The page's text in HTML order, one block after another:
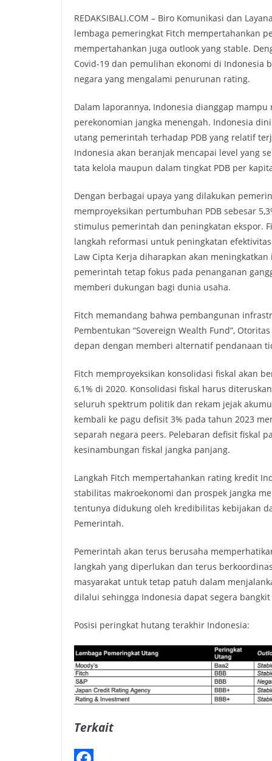
REDAKSIBALI.COM – Biro Komunikasi dan
lembaga pemeringkat Fitch mempertahankan
mempertahankan juga outlook yang stable.
Covid-19 dan pemulihan ekonomi di Indonesia
negara yang mengalami penurunan rating.
Dalam laporannya, Indonesia dianggap
perekonomian jangka menengah. Indonesia
utang pemerintah terhadap PDB yang relatif
Indonesia akan beranjak mencapai level yang
tata kelola maupun dalam tingkat PDB per
Dengan berbagai upaya yang dilakukan
memproyeksikan pertumbuhan PDB sebesar
stimulus pemerintah dan peningkatan ekspor.
langkah reformasi untuk peningkatan
Law Cipta Kerja diharapkan akan
pemerintah tetap fokus pada penanganan
memberi dukungan bagi dunia usaha.
Fitch memandang bahwa pembangunan
Pembentukan “Sovereign Wealth Fund”,
depan dengan memberi alternatif pendanaan
Fitch memproyeksikan konsolidasi fiskal akan
6,1% di 2020. Konsolidasi fiskal harus
seluruh spektrum politik dan rekam jejak
kembali ke pagu defisit 3% pada tahun 2023
separah negara peers. Pelebaran defisit fiskal
kesinambungan fiskal jangka panjang.
Langkah Fitch mempertahankan rating kredit
stabilitas makroekonomi dan prospek jangka
tentunya didukung oleh kredibilitas kebijakan
Pemerintah.
Pemerintah akan terus berusaha
langkah yang diperlukan dan terus
masyarakat untuk tetap patuh dalam
dilalui sehingga Indonesia dapat segera
Posisi peringkat hutang terakhir Indonesia:
Terkait